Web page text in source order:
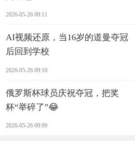
2026-05-26 09:11
AI视频还原，当16岁的道曼夺冠
后回到学校
2026-05-26 09:10
俄罗斯杯球员庆祝夺冠，把奖
杯“举碎了”😂
2026-05-26 09:09